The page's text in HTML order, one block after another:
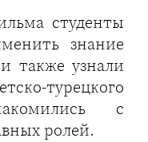
студенты
знание
также узнали
турецкого
с
ролей.